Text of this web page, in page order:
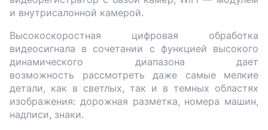
и внутрисалонной камерой.
Высокоскоростная цифровая обработка
видеосигнала в сочетании с функцией высокого
динамического диапазона дает
возможность рассмотреть даже самые мелкие
детали, как в светлых, так и в темных областях
изображения: дорожная разметка, номера машин,
надписи, знаки.